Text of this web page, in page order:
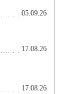
05.09.26
17.08.26
17.08.26